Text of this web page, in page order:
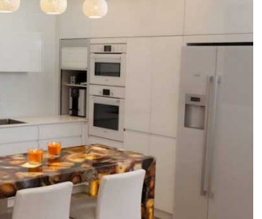
הוסף לרשימת המשאלות
מנורת תליה דגם מוריל חורים נחשים